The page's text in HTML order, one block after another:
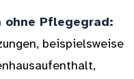
ohne Pflegegrad:
beispielsweise